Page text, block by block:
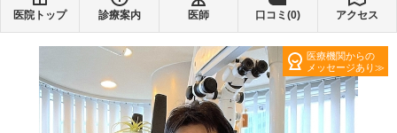
医院トップ 診療案内 医師 口コミ(0) アクセス
医療機関からの
メッセージあり